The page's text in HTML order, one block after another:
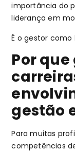
importância do
liderança em
É o gestor como
Por que
gestão
Para muitas
competências